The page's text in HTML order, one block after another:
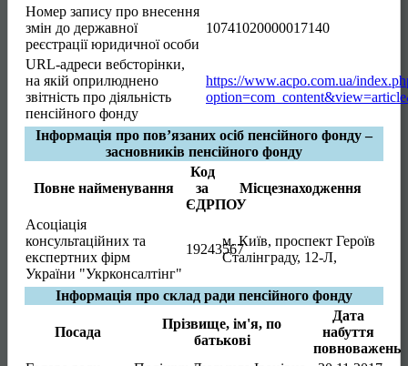
Номер запису про внесення
змін до державної
реєстрації юридичної особи
10741020000017140
URL-адреси вебсторінки,
на якій оприлюднено
звітність про діяльність
пенсійного фонду
https://www.acpo.com.ua/
Інформація про пов’язаних осіб пенсійного фонду –
засновників пенсійного фонду
Повне найменування
Код
за
ЄДРПОУ
Місцезнаходження
Асоціація
консультаційних та
експертних фірм
України "Укрконсалтінг"
19243567
м. Київ, проспект Героїв
Сталінграду, 12-Л,
Інформація про склад ради пенсійного фонду
Посада
Прізвище, ім'я, по
батькові
Дата
набуття
повноважень